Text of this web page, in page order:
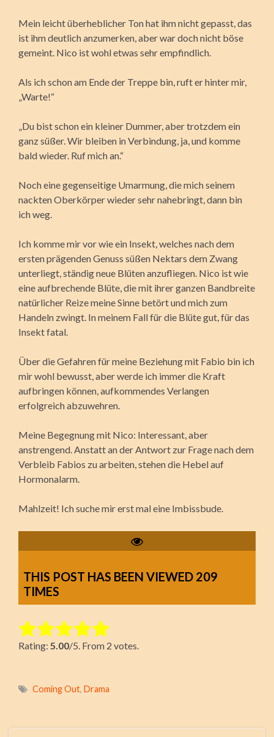
Mein leicht überheblicher Ton hat ihm nicht gepasst, das
ist ihm deutlich anzumerken, aber war doch nicht böse
gemeint. Nico ist wohl etwas sehr empfindlich.
Als ich schon am Ende der Treppe bin, ruft er hinter mir,
„Warte!“
„Du bist schon ein kleiner Dummer, aber trotzdem ein
ganz süßer. Wir bleiben in Verbindung, ja, und komme
bald wieder. Ruf mich an.“
Noch eine gegenseitige Umarmung, die mich seinem
nackten Oberkörper wieder sehr nahebringt, dann bin
ich weg.
Ich komme mir vor wie ein Insekt, welches nach dem
ersten prägenden Genuss süßen Nektars dem Zwang
unterliegt, ständig neue Blüten anzufliegen. Nico ist wie
eine aufbrechende Blüte, die mit ihrer ganzen Bandbreite
natürlicher Reize meine Sinne betört und mich zum
Handeln zwingt. In meinem Fall für die Blüte gut, für das
Insekt fatal.
Über die Gefahren für meine Beziehung mit Fabio bin ich
mir wohl bewusst, aber werde ich immer die Kraft
aufbringen können, aufkommendes Verlangen
erfolgreich abzuwehren.
Meine Begegnung mit Nico: Interessant, aber
anstrengend. Anstatt an der Antwort zur Frage nach dem
Verbleib Fabios zu arbeiten, stehen die Hebel auf
Hormonalarm.
Mahlzeit! Ich suche mir erst mal eine Imbissbude.
THIS POST HAS BEEN VIEWED 209
TIMES
Rate this item:
Submit Rating
Rating: 5.00/5. From 2 votes.
Coming Out, Drama